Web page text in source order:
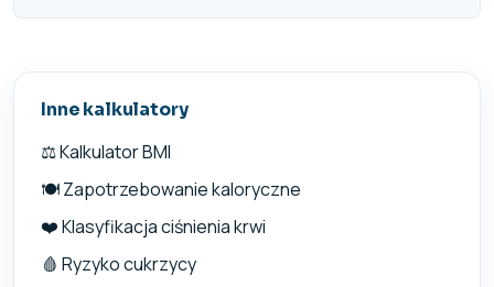
Inne kalkulatory
⚖️ Kalkulator BMI
🍽️ Zapotrzebowanie kaloryczne
❤️ Klasyfikacja ciśnienia krwi
🩸 Ryzyko cukrzycy